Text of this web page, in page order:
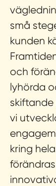
små
kunden
och
lyhörda
vi
kring